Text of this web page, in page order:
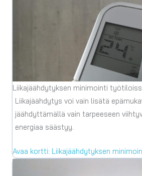
Liikajäähdytyksen minimointi
Liikajäähdytys voi vain lisätä
jäähdyttämällä vain tarpeeseen
energiaa säästyy.
Avaa kortti: Liikajäähdytyksen